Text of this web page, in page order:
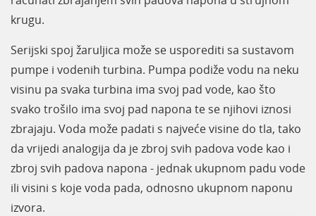
krugu.
Serijski spoj žaruljica može se usporediti sa sustavom
pumpe i vodenih turbina. Pumpa podiže vodu na neku
visinu pa svaka turbina ima svoj pad vode, kao što
svako trošilo ima svoj pad napona te se njihovi iznosi
zbrajaju. Voda može padati s najveće visine do tla, tako
da vrijedi analogija da je zbroj svih padova vode kao i
zbroj svih padova napona - jednak ukupnom padu vode
ili visini s koje voda pada, odnosno ukupnom naponu
izvora.